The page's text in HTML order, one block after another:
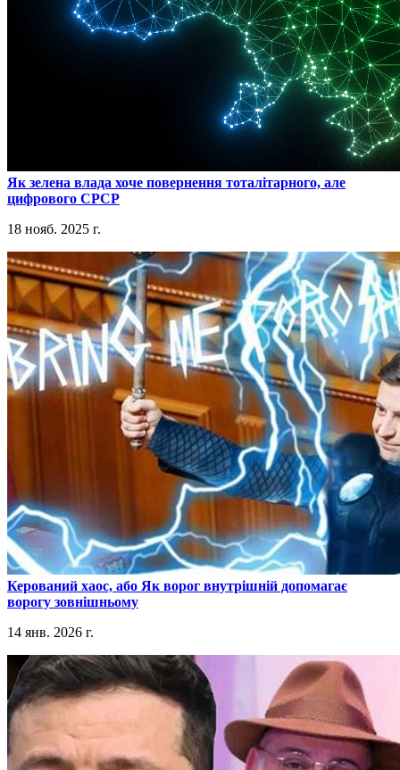
​Як зелена влада хоче повернення тоталітарного, але
цифрового СРСР
18 нояб. 2025 г.
​Керований хаос, або Як ворог внутрішній допомагає
ворогу зовнішньому
14 янв. 2026 г.